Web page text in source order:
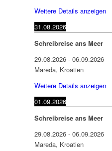
Weitere Details anzeigen
31.08.2026
Schreibreise ans Meer
29.08.2026 -06.09.2026
Mareda, Kroatien
Weitere Details anzeigen
01.09.2026
Schreibreise ans Meer
29.08.2026 -06.09.2026
Mareda, Kroatien